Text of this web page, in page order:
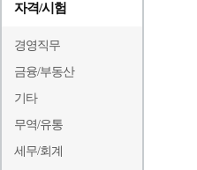
자격/시험
경영직무
금융/부동산
기타
무역/유통
세무/회계